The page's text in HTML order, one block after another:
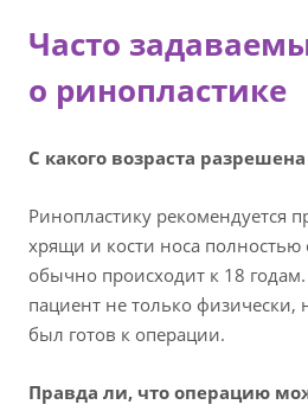
Часто
о ринопластике
С какого возраста
Ринопластику рекомендуется
хрящи и кости носа
обычно происходит к 18
пациент не только физически,
был готов к операции.
Правда ли, что операцию